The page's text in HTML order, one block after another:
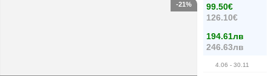
99.50€
126.10€
194.61лв
246.63лв
4.06 - 30.11
-21%